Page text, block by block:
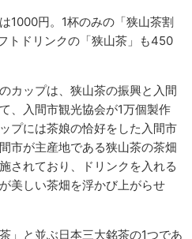
1000円。1杯のみの「狭山茶割
トドリンクの「狭山茶」も450
カップは、狭山茶の振興と入間
、入間市観光協会が1万個製作
プには茶娘の恰好をした入間市
市が主産地である狭山茶の茶畑
されており、ドリンクを入れる
美しい茶畑を浮かび上がらせ
」と並ぶ日本三大銘茶の1つであ